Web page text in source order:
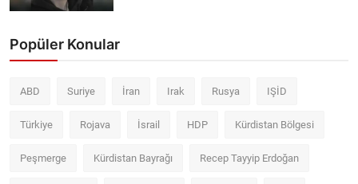
Popüler Konular
ABD Suriye İran Irak Rusya IŞİD
Türkiye Rojava İsrail HDP Kürdistan Bölgesi
Peşmerge Kürdistan Bayrağı Recep Tayyip Erdoğan